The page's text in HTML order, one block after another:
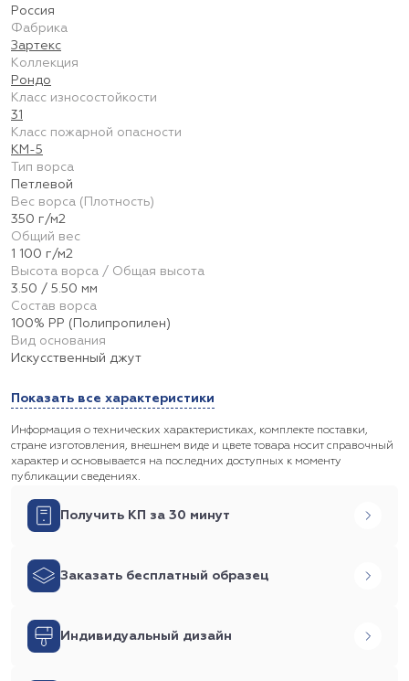
Россия
Фабрика
Зартекс
Коллекция
Рондо
Класс износостойкости
31
Класс пожарной опасности
КМ-5
Тип ворса
Петлевой
Вес ворса (Плотность)
350 г/м2
Общий вес
1 100 г/м2
Высота ворса / Общая высота
3.50 / 5.50 мм
Состав ворса
100% PP (Полипропилен)
Вид основания
Искусственный джут
Показать все характеристики
Информация о технических характеристиках, комплекте поставки,
стране изготовления, внешнем виде и цвете товара носит справочный
характер и основывается на последних доступных к моменту
публикации сведениях.
Получить КП за 30 минут
Заказать бесплатный образец
Индивидуальный дизайн